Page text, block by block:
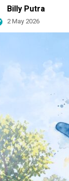
Billy Putra
2 May 2026